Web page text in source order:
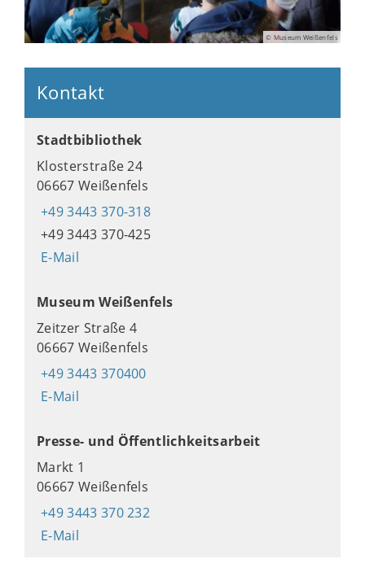
© Museum Weißenfels
Kontakt
Stadtbibliothek
Klosterstraße 24
06667 Weißenfels
+49 3443 370-318
+49 3443 370-425
E-Mail
Museum Weißenfels
Zeitzer Straße 4
06667 Weißenfels
+49 3443 370400
E-Mail
Presse- und Öffentlichkeitsarbeit
Markt 1
06667 Weißenfels
+49 3443 370 232
E-Mail